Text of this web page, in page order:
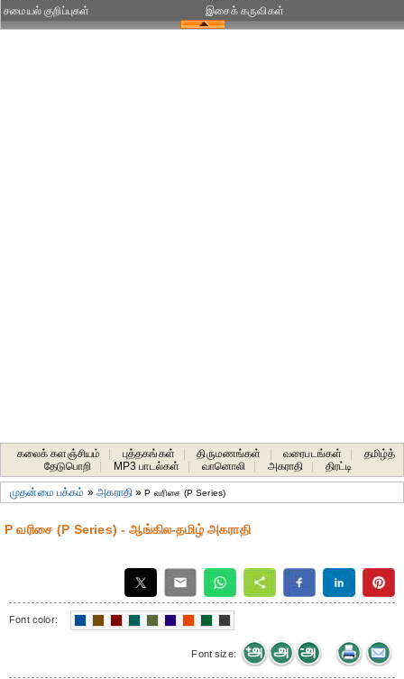
சமையல் குறிப்புகள்
இசைக் கருவிகள்
கலைக் களஞ்சியம் புத்தகங்கள் திருமணங்கள் வரைபடங்கள்
தமிழ்த்
தேடுபொறி
MP3 பாடல்கள் வானொலி அகராதி திரட்டி
முதன்மை பக்கம் »அகராதி»P வரிசை (P Series)
P வரிசை (P Series) - ஆங்கில-தமிழ் அகராதி
Font color:
Font size: